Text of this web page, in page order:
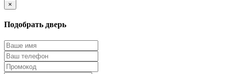
×
Подобрать дверь